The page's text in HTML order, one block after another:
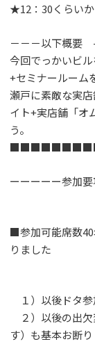
★12：30くらいか
－－－以下概要
今回でっかいビ
+セミナールーム
瀬戸に素敵な実
イト+実店舗「オ
う。
ーーーーー参加
■参加可能席数
りました
１）以後ドタ
２）以後の出欠
す）も基本お断